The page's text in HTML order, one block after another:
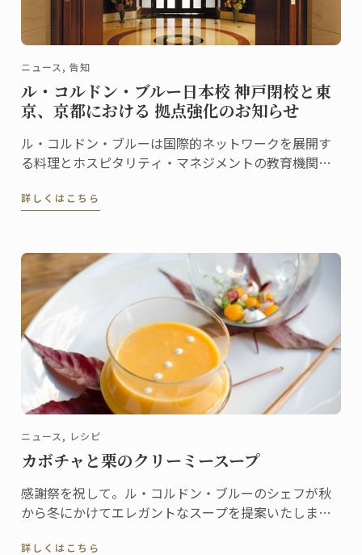
ニュース, 告知
ル・コルドン・ブルー日本校 神戸閉校と東
京、京都における 拠点強化のお知らせ
ル・コルドン・ブルーは国際的ネットワークを展開す
る料理とホスピタリティ・マネジメントの教育機関で
進しております。
詳しくはこちら
ニュース, レシピ
カボチャと栗のクリーミースープ
感謝祭を祝して。ル・コルドン・ブルーのシェフが秋
から冬にかけてエレガントなスープを提案いたしま
詳しくはこちら